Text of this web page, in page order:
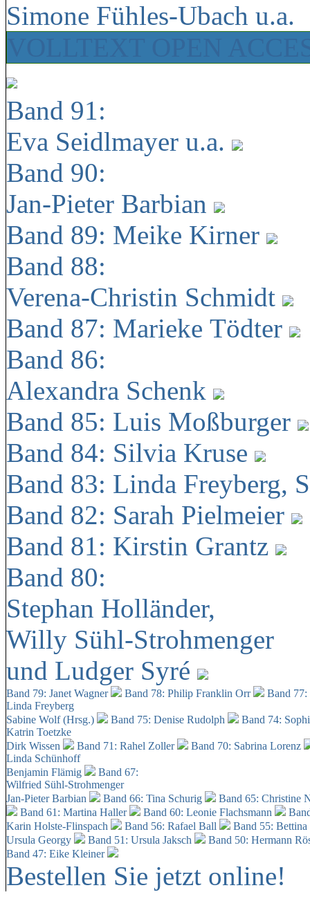
Simone Fühles-Ubach u.a.
Band 91:
Eva Seidlmayer u.a.
Band 90:
Jan-Pieter Barbian
Band 89: Meike Kirner
Band 88:
Verena-Christin Schmidt
Band 87: Marieke Tödter
Band 86:
Alexandra Schenk
Band 85: Luis Moßburger
Band 84: Silvia Kruse
Band 83: Linda Freyberg,
Band 82: Sarah Pielmeier
Band 81: Kirstin Grantz
Band 80:
Stephan Holländer,
Willy Sühl-Strohmenger
und Ludger Syré
Band 79: Janet Wagner Band 78: Philip Franklin Orr
Band
Linda Freyberg
Sabine Wolf (Hrsg.)
Band 75: Denise Rudolph
Band 74:
Katrin Toetzke
Dirk Wissen
Band 71: Rahel Zoller
Band 70: Sabrina Lorenz
Linda Schünhoff
Benjamin Flämig
Band 67:
Wilfried Sühl-Strohmenger
Jan-Pieter Barbian
Band 66: Tina Schurig
Band 65: Christine
Band 61: Martina Haller
Band 60: Leonie Flachsmann
Karin Holste-Flinspach
Band 56: Rafael Ball
Band 55:
Ursula Georgy
Band 51: Ursula Jaksch Band 50: Hermann
Band 47: Eike Kleiner
Bestellen Sie jetzt online!